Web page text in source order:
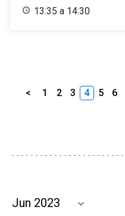
13:35 a 14:30
< 1 2 3 4 5 6